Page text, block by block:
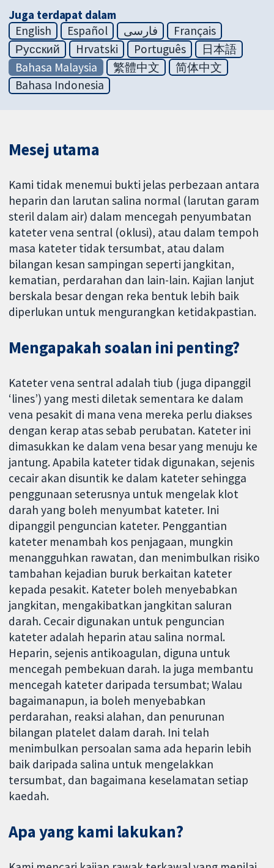
Juga terdapat dalam
English
Español فارسی
Français
Русский
Hrvatski Português
日本語
Bahasa Malaysia
繁體中文
简体中文
Bahasa Indonesia
Mesej utama
Kami tidak menemui bukti jelas perbezaan antara
heparin dan larutan salina normal (larutan garam
steril dalam air) dalam mencegah penyumbatan
kateter vena sentral (oklusi), atau dalam tempoh
masa kateter tidak tersumbat, atau dalam
bilangan kesan sampingan seperti jangkitan,
kematian, perdarahan dan lain-lain. Kajian lanjut
berskala besar dengan reka bentuk lebih baik
diperlukan untuk mengurangkan ketidakpastian.
Mengapakah soalan ini penting?
Kateter vena sentral adalah tiub (juga dipanggil
‘lines’) yang mesti diletak sementara ke dalam
vena pesakit di mana vena mereka perlu diakses
dengan kerap atas sebab perubatan. Kateter ini
dimasukkan ke dalam vena besar yang menuju ke
jantung. Apabila kateter tidak digunakan, sejenis
cecair akan disuntik ke dalam kateter sehingga
penggunaan seterusnya untuk mengelak klot
darah yang boleh menyumbat kateter. Ini
dipanggil penguncian kateter. Penggantian
kateter menambah kos penjagaan, mungkin
menangguhkan rawatan, dan menimbulkan risiko
tambahan kejadian buruk berkaitan kateter
kepada pesakit. Kateter boleh menyebabkan
jangkitan, mengakibatkan jangkitan saluran
darah. Cecair digunakan untuk penguncian
kateter adalah heparin atau salina normal.
Heparin, sejenis antikoagulan, diguna untuk
mencegah pembekuan darah. Ia juga membantu
mencegah kateter daripada tersumbat; Walau
bagaimanapun, ia boleh menyebabkan
perdarahan, reaksi alahan, dan penurunan
bilangan platelet dalam darah. Ini telah
menimbulkan persoalan sama ada heparin lebih
baik daripada salina untuk mengelakkan
tersumbat, dan bagaimana keselamatan setiap
kaedah.
Apa yang kami lakukan?